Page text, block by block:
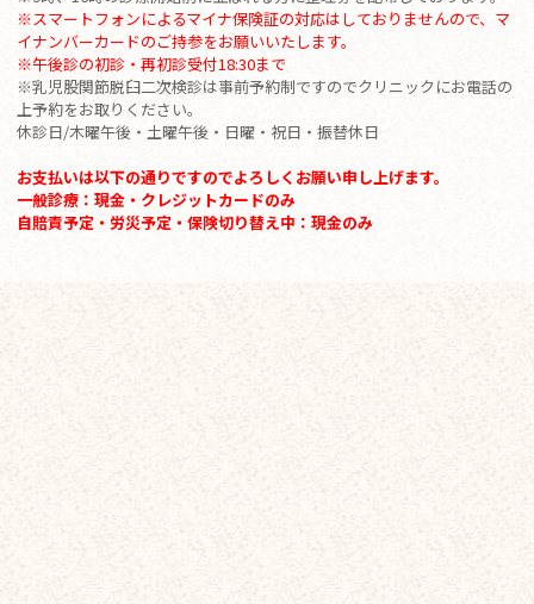
※スマートフォンによるマイナ保険証の対応はしておりませんので、マ
イナンバーカードのご持参をお願いいたします。
※午後診の初診・再初診受付18:30まで
※乳児股関節脱臼二次検診は事前予約制ですのでクリニックにお電話の
上予約をお取りください。
休診日/木曜午後・土曜午後・日曜・祝日・振替休日
お支払いは以下の通りですのでよろしくお願い申し上げます。
一般診療：現金・クレジットカードのみ
自賠責予定・労災予定・保険切り替え中：現金のみ